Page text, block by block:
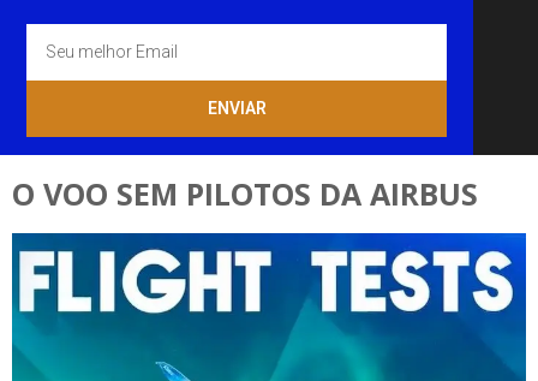
ENVIAR
O VOO SEM PILOTOS DA AIRBUS